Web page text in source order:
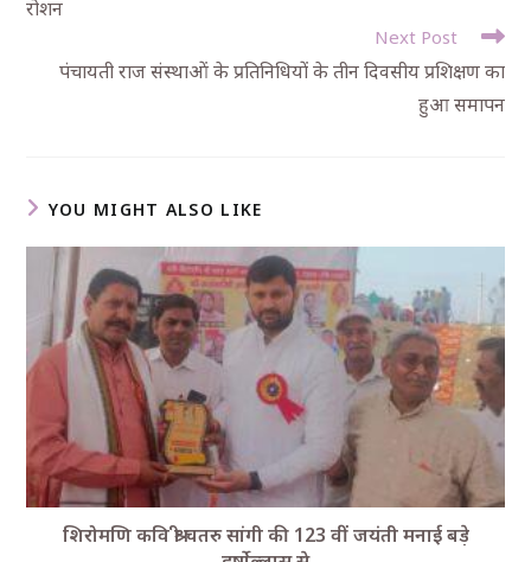
रोशन
Next Post
पंचायती राज संस्थाओं के प्रतिनिधियों के तीन दिवसीय प्रशिक्षण का
हुआ समापन
YOU MIGHT ALSO LIKE
शिरोमणि कवि श्री चतरु सांगी की 123 वीं जयंती मनाई बड़े